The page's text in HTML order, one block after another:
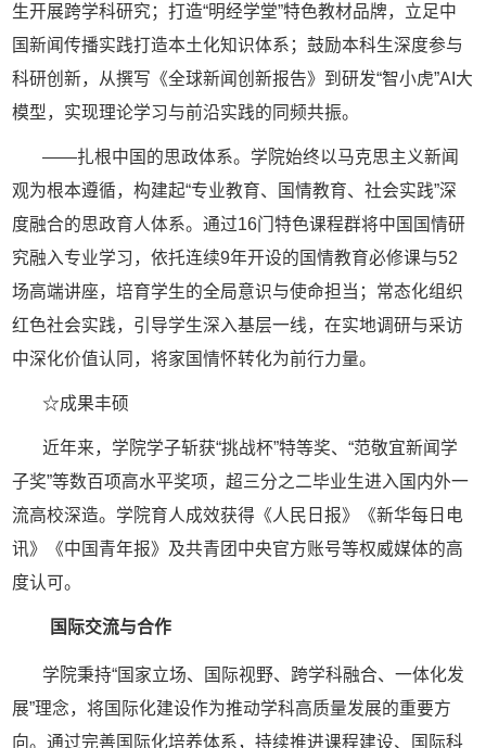
生开展跨学科研究；打造“明经学堂”特色教材品牌，立足中
国新闻传播实践打造本土化知识体系；鼓励本科生深度参与
科研创新，从撰写《全球新闻创新报告》到研发“智小虎”AI大
模型，实现理论学习与前沿实践的同频共振。
——扎根中国的思政体系。学院始终以马克思主义新闻
观为根本遵循，构建起“专业教育、国情教育、社会实践”深
度融合的思政育人体系。通过16门特色课程群将中国国情研
究融入专业学习，依托连续9年开设的国情教育必修课与52
场高端讲座，培育学生的全局意识与使命担当；常态化组织
红色社会实践，引导学生深入基层一线，在实地调研与采访
中深化价值认同，将家国情怀转化为前行力量。
☆成果丰硕
近年来，学院学子斩获“挑战杯”特等奖、“范敬宜新闻学
子奖”等数百项高水平奖项，超三分之二毕业生进入国内外一
流高校深造。学院育人成效获得《人民日报》
《新华每日电
讯》
《中国青年报》及共青团中央官方账号等权威媒体的高
度认可。
国际交流与合作
学院秉持“国家立场、国际视野、跨学科融合、一体化发
展”理念，将国际化建设作为推动学科高质量发展的重要方
向。通过完善国际化培养体系，持续推进课程建设、国际科